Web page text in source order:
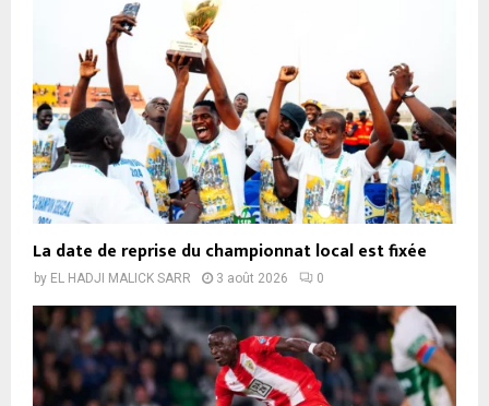
La date de reprise du championnat local est fixée
by EL HADJI MALICK SARR 3 août 2026 0